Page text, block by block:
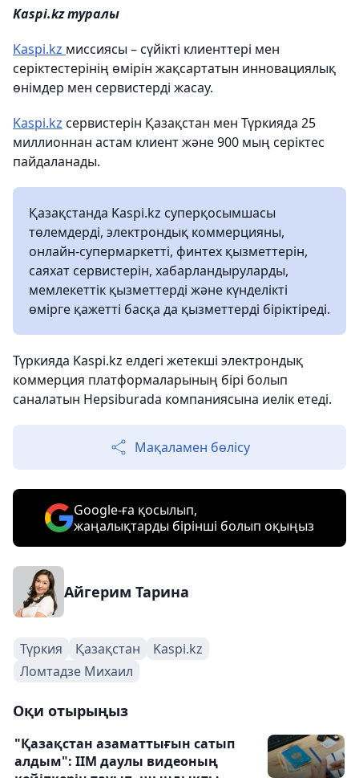
Kaspi.kz туралы
Kaspi.kz миссиясы – сүйікті клиенттері мен
серіктестерінің өмірін жақсартатын инновациялық
өнімдер мен сервистерді жасау.
Kaspi.kz сервистерін Қазақстан мен Түркияда 25
миллионнан астам клиент және 900 мың серіктес
пайдаланады.
Қазақстанда Kaspi.kz суперқосымшасы
төлемдерді, электрондық коммерцияны,
онлайн-супермаркетті, финтех қызметтерін,
саяхат сервистерін, хабарландыруларды,
мемлекеттік қызметтерді және күнделікті
өмірге қажетті басқа да қызметтерді біріктіреді.
Түркияда Kaspi.kz елдегі жетекші электрондық
коммерция платформаларының бірі болып
саналатын Hepsiburada компаниясына иелік етеді.
Мақаламен бөлісу
Google-ға қосылып,
жаңалықтарды бірінші болып оқыңыз
Айгерим Тарина
Түркия Қазақстан
Kaspi.kz
Ломтадзе Михаил
Оқи отырыңыз
"Қазақстан азаматтығын сатып
алдым": ІІМ даулы видеоның